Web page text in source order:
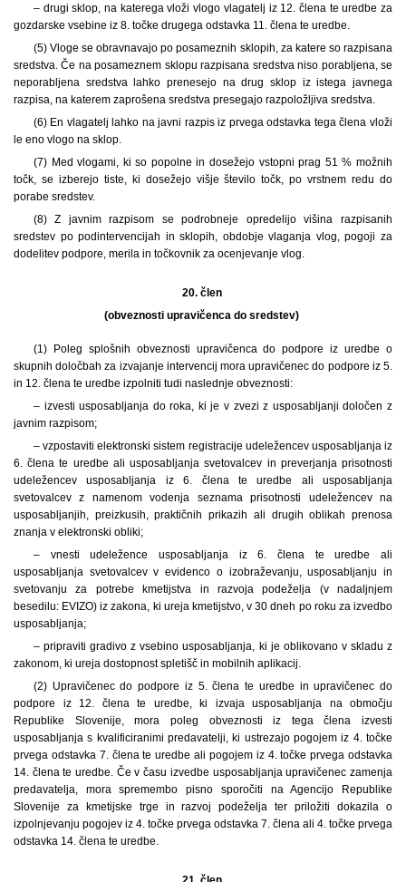
– drugi sklop, na katerega vloži vlogo vlagatelj iz 12. člena te uredbe za
gozdarske vsebine iz 8. točke drugega odstavka 11. člena te uredbe.
(5) Vloge se obravnavajo po posameznih sklopih, za katere so razpisana
sredstva. Če na posameznem sklopu razpisana sredstva niso porabljena, se
neporabljena sredstva lahko prenesejo na drug sklop iz istega javnega
razpisa, na katerem zaprošena sredstva presegajo razpoložljiva sredstva.
(6) En vlagatelj lahko na javni razpis iz prvega odstavka tega člena vloži
le eno vlogo na sklop.
(7) Med vlogami, ki so popolne in dosežejo vstopni prag 51 % možnih
točk, se izberejo tiste, ki dosežejo višje število točk, po vrstnem redu do
porabe sredstev.
(8) Z javnim razpisom se podrobneje opredelijo višina razpisanih
sredstev po podintervencijah in sklopih, obdobje vlaganja vlog, pogoji za
dodelitev podpore, merila in točkovnik za ocenjevanje vlog.
20. člen
(obveznosti upravičenca do sredstev)
(1) Poleg splošnih obveznosti upravičenca do podpore iz uredbe o
skupnih določbah za izvajanje intervencij mora upravičenec do podpore iz 5.
in 12. člena te uredbe izpolniti tudi naslednje obveznosti:
– izvesti usposabljanja do roka, ki je v zvezi z usposabljanji določen z
javnim razpisom;
– vzpostaviti elektronski sistem registracije udeležencev usposabljanja iz
6. člena te uredbe ali usposabljanja svetovalcev in preverjanja prisotnosti
udeležencev usposabljanja iz 6. člena te uredbe ali usposabljanja
svetovalcev z namenom vodenja seznama prisotnosti udeležencev na
usposabljanjih, preizkusih, praktičnih prikazih ali drugih oblikah prenosa
znanja v elektronski obliki;
– vnesti udeležence usposabljanja iz 6. člena te uredbe ali
usposabljanja svetovalcev v evidenco o izobraževanju, usposabljanju in
svetovanju za potrebe kmetijstva in razvoja podeželja (v nadaljnjem
besedilu: EVIZO) iz zakona, ki ureja kmetijstvo, v 30 dneh po roku za izvedbo
usposabljanja;
– pripraviti gradivo z vsebino usposabljanja, ki je oblikovano v skladu z
zakonom, ki ureja dostopnost spletišč in mobilnih aplikacij.
(2) Upravičenec do podpore iz 5. člena te uredbe in upravičenec do
podpore iz 12. člena te uredbe, ki izvaja usposabljanja na območju
Republike Slovenije, mora poleg obveznosti iz tega člena izvesti
usposabljanja s kvalificiranimi predavatelji, ki ustrezajo pogojem iz 4. točke
prvega odstavka 7. člena te uredbe ali pogojem iz 4. točke prvega odstavka
14. člena te uredbe. Če v času izvedbe usposabljanja upravičenec zamenja
predavatelja, mora spremembo pisno sporočiti na Agencijo Republike
Slovenije za kmetijske trge in razvoj podeželja ter priložiti dokazila o
izpolnjevanju pogojev iz 4. točke prvega odstavka 7. člena ali 4. točke prvega
odstavka 14. člena te uredbe.